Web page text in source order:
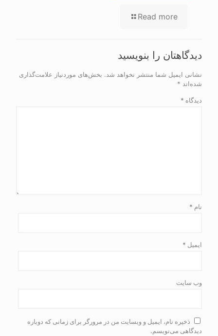
Read more
دیدگاهتان را بنویسید
نشانی ایمیل شما منتشر نخواهد شد. بخش‌های موردنیاز علامت‌گذاری
شده‌اند *
دیدگاه *
نام *
ایمیل *
وب‌ سایت
ذخیره نام، ایمیل و وبسایت من در مرورگر برای زمانی که دوباره
دیدگاهی می‌نویسم.